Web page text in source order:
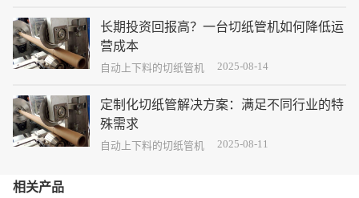
长期投资回报高？一台切纸管机如何降低运
营成本
对于一台切纸管机，可以通过以下方式优化运营成
自动上下料的切纸管机 2025-08-14
定制化切纸管解决方案：满足不同行业的特
殊需求
我们的定制化切纸管解决方案针对不同行业的特殊需
自动上下料的切纸管机 2025-08-11
相关产品